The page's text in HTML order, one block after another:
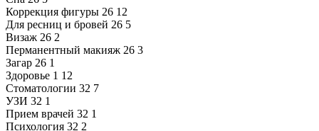
Коррекция фигуры 26 12
Для ресниц и бровей 26 5
Визаж 26 2
Перманентный макияж 26 3
Загар 26 1
Здоровье 1 12
Стоматологии 32 7
УЗИ 32 1
Прием врачей 32 1
Психология 32 2